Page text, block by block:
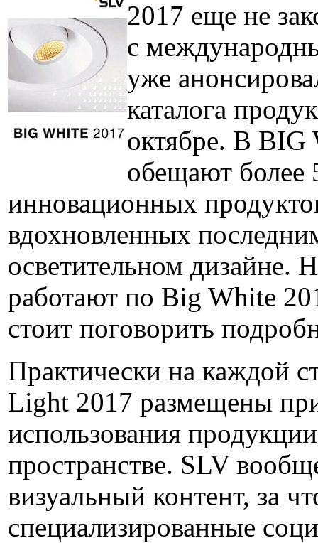
2017 еще не
с
уже
каталога
октябре. В
обещают более
инновационных
вдохновленных
осветительном дизайне.
работают по Big White
стоит поговорить
Практически на каждой
Light 2017 размещены
использования
пространстве. SLV
визуальный контент, за
специализированные